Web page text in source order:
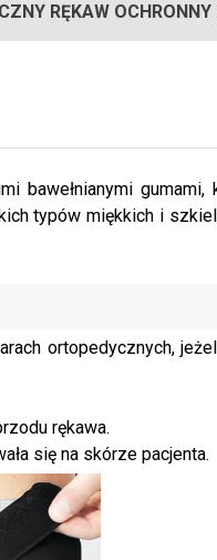
RĘKAW
bawełnianymi gumami,
typów miękkich i
ortopedycznych,
rękawa.
się na skórze pacjenta.